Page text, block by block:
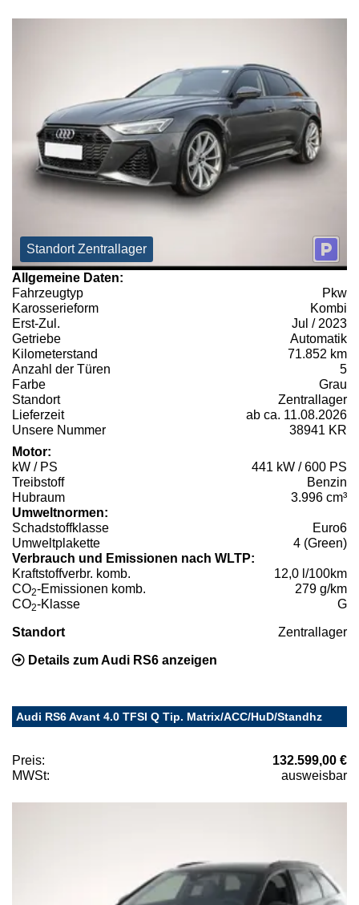
Standort Zentrallager
Allgemeine Daten:
Fahrzeugtyp
Pkw
Karosserieform
Kombi
Erst-Zul.
Jul / 2023
Getriebe
Automatik
Kilometerstand
71.852 km
Anzahl der Türen
5
Farbe
Grau
Standort
Zentrallager
Lieferzeit
ab ca. 11.08.2026
Unsere Nummer
38941 KR
Motor:
kW / PS
441 kW / 600 PS
Treibstoff
Benzin
Hubraum
3.996 cm³
Umweltnormen:
Schadstoffklasse
Euro6
Umweltplakette
4 (Green)
Verbrauch und Emissionen nach WLTP:
Kraftstoffverbr. komb.
12,0 l/100km
CO2-Emissionen komb.
279 g/km
CO2-Klasse G
Standort Zentrallager
Details zum Audi RS6 anzeigen
Audi RS6 Avant 4.0 TFSI Q Tip. Matrix/ACC/HuD/Standhz
Preis:
132.599,00 €
MWSt:
ausweisbar